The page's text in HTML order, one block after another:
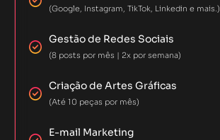
(Google, Instagram, TikTok, Linkedin e mais.)
Gestão de Redes Sociais
(8 posts por mês | 2x por semana)
Criação de Artes Gráficas
(Até 10 peças por mês)
E-mail Marketing